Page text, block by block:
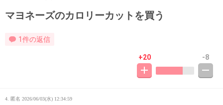
マヨネーズのカロリーカットを買う
1件の返信
+20 -8
4. 匿名 2026/06/03(水) 12:34:59